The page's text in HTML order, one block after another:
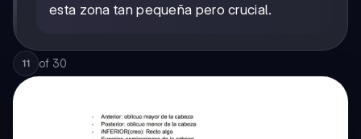
esta zona tan pequeña pero crucial.
11 of 30